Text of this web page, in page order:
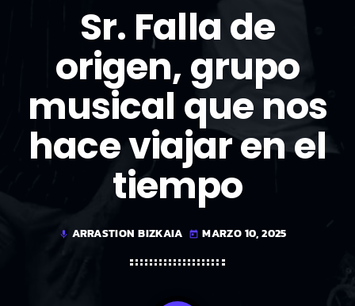
Sr. Falla de
origen, grupo
musical que nos
hace viajar en el
tiempo
mic ARRASTION BIZKAIA today MARZO 10, 2025